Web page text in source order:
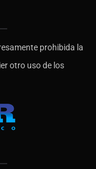
prohibida la
otro uso de los